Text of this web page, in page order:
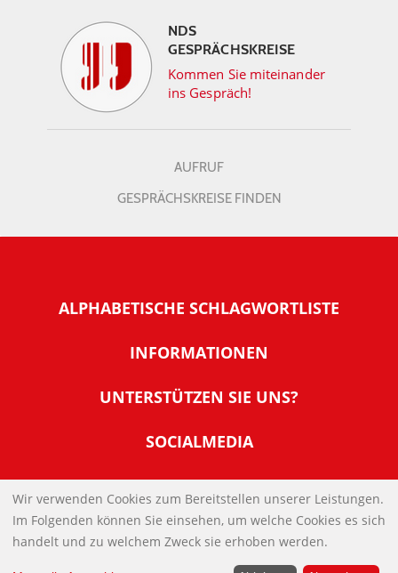
NDS
GESPRÄCHSKREISE
Kommen Sie miteinander
ins Gespräch!
AUFRUF
GESPRÄCHSKREISE FINDEN
ALPHABETISCHE SCHLAGWORTLISTE
INFORMATIONEN
Warum NachDenkSeiten
Tipps zur Nutzung der NachDenkSeiten
Banner und E-Mail-Signaturen
Links
Kontakt
UNTERSTÜTZEN SIE UNS?
Werden Sie Fördermitglied
Spenden Sie Online
SOCIALMEDIA
IMPRESSUM
DATENSCHUTZERKLÄRUNG
Wir verwenden Cookies zum Bereitstellen unserer Leistungen.
Im Folgenden können Sie einsehen, um welche Cookies es sich
handelt und zu welchem Zweck sie erhoben werden.